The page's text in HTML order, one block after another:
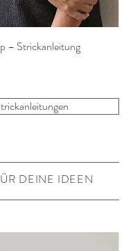
– Strickanleitung
DEINE IDEEN